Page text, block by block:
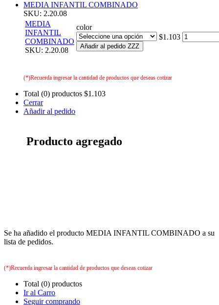
MEDIA INFANTIL COMBINADO
SKU: 2.20.08
MEDIA
INFANTIL
COMBINADO
SKU: 2.20.08
color
Añadir al pedido ZZZ
$1.103
(*)Recuerda ingresar la cantidad de productos que deseas cotizar
Total (0) productos $1.103
Cerrar
Añadir al pedido
Producto agregado
Se ha añadido el producto MEDIA INFANTIL COMBINADO a su
lista de pedidos.
(*)Recuerda ingresar la cantidad de productos que deseas cotizar
Total (0) productos
Ir al Carro
Seguir comprando